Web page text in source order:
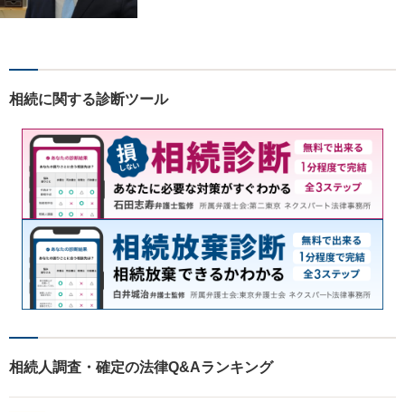
より最善の解決へ導きます。
にご相談ください。
相続に関する診断ツール
相続人調査・確定の法律Q&Aランキング